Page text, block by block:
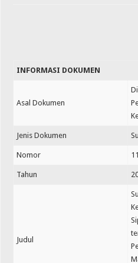
INFORMASI DOKUMEN
Asal Dokumen
Jenis Dokumen
Nomor 11
Tahun
Judul